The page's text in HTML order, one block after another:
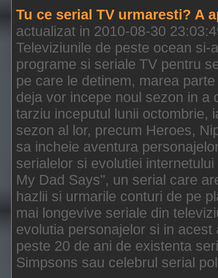
Tu ce serial TV urmaresti? A
actualizat in 2010-08-30
Televiziunile de peste ocean si-
programe si seriale TV pentru
pe care le detinem, marea
deja vor incepe noul sezon in a
tarziu inceputul lunii octombrie,
sezon al lor, precum Heroes,
sa incheie aventura
serialelor si evolutiei
My Dad Says", un serial care
hazlii si urmarile conturi de pe
mai longevive seriale din
evolutia personajelor si in
peste 20 de ani de existenta
Simpsons sau celebrul serial